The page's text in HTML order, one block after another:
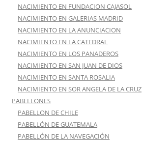
NACIMIENTO EN FUNDACION CAJASOL
NACIMIENTO EN GALERIAS MADRID
NACIMIENTO EN LA ANUNCIACION
NACIMIENTO EN LA CATEDRAL
NACIMIENTO EN LOS PANADEROS
NACIMIENTO EN SAN JUAN DE DIOS
NACIMIENTO EN SANTA ROSALIA
NACIMIENTO EN SOR ANGELA DE LA CRUZ
PABELLONES
PABELLON DE CHILE
PABELLÓN DE GUATEMALA
PABELLÓN DE LA NAVEGACIÓN